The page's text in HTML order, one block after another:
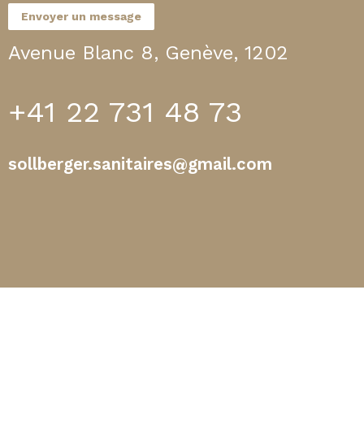
Envoyer un message
Avenue Blanc 8, Genève, 1202
+41 22 731 48 73
sollberger.sanitaires@gmail.com